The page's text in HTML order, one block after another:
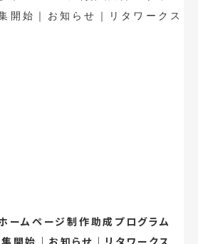
ホームページ制作助成プログラム
集開始｜お知らせ｜リタワークス